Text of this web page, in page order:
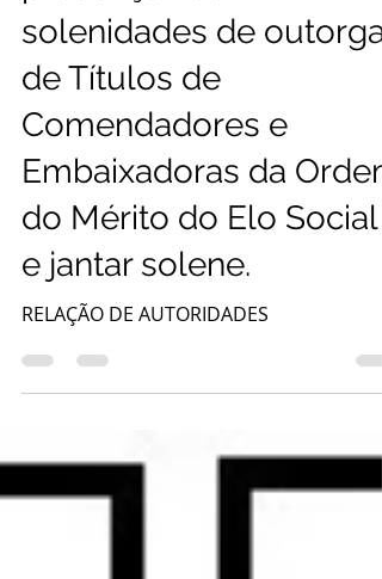
presença nas
solenidades de outorga
de Títulos de
Comendadores e
Embaixadoras da Ordem
do Mérito do Elo Social
e jantar solene.
RELAÇÃO DE AUTORIDADES